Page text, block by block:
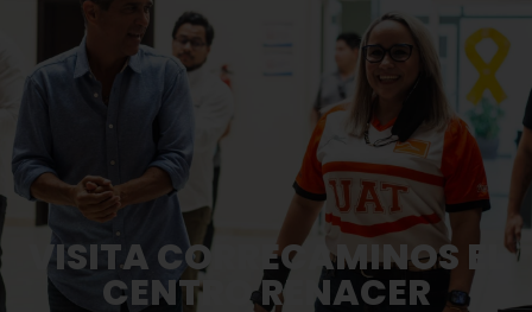
VISITA CORRECAMINOS EL
CENTRO RENACER